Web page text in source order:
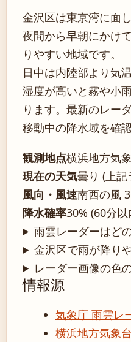
金沢区は東京湾に面
夜間から早朝にかけ
りやすい地域です。
日中は内陸部より気
湿度が高いと霧や小
ります。最新のレー
移動中の降水域を確
観測地点横浜地方気
現在の天気曇り (上
風向・風速南西の風
降水確率30% (60分以
雨雲レーダーはど
金沢区で雨が降り
レーダー画像の色
情報源
気象庁 雨雲レ
横浜地方気象